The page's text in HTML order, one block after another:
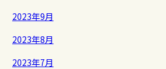
2023年9月
2023年8月
2023年7月